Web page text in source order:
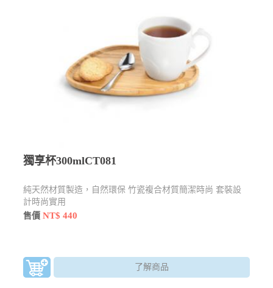
獨享杯300mlCT081
純天然材質製造，自然環保 竹瓷複合材質簡潔時尚 套裝設
計時尚實用
售價NT$ 440
了解商品